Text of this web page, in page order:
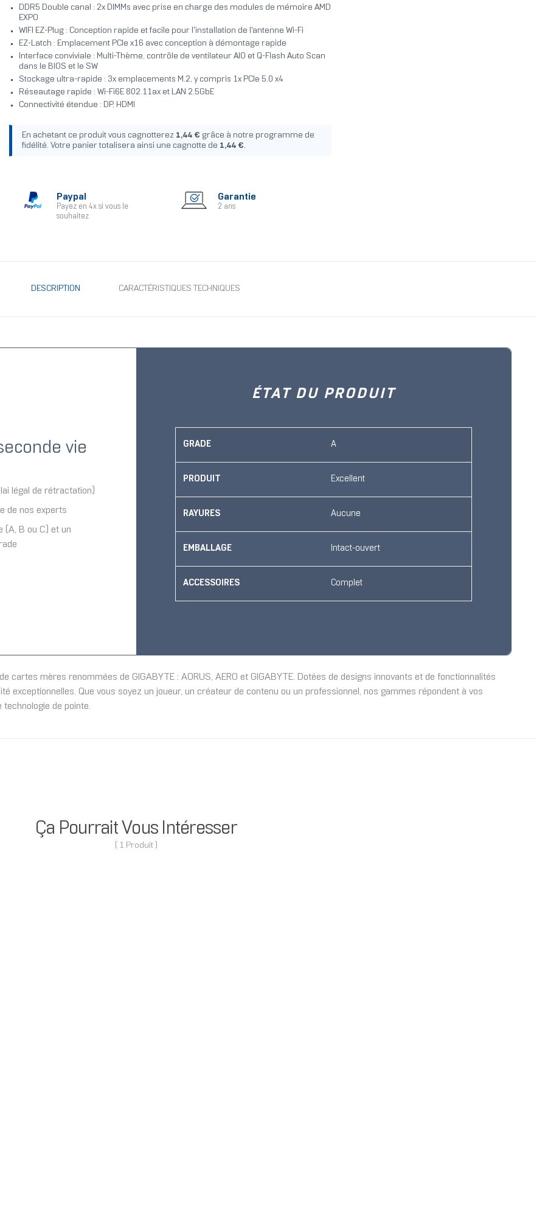
DDR5 Double canal : 2x DIMMs avec prise en charge des modules de mémoire AMD
EXPO
WIFI EZ-Plug : Conception rapide et facile pour l'installation de l'antenne Wi-Fi
EZ-Latch : Emplacement PCIe x16 avec conception à démontage rapide
Interface conviviale : Multi-Thème, contrôle de ventilateur AIO et Q-Flash Auto Scan
dans le BIOS et le SW
Stockage ultra-rapide : 3x emplacements M.2, y compris 1x PCIe 5.0 x4
Réseautage rapide : Wi-Fi6E 802.11ax et LAN 2.5GbE
Connectivité étendue : DP, HDMI
En achetant ce produit vous cagnotterez 1,44 € grâce à notre programme de
fidélité. Votre panier totalisera ainsi une cagnotte de 1,44 €.
Paypal
Payez en 4x si vous le
souhaitez
Garantie
2 ans
DESCRIPTION CARACTÉRISTIQUES TECHNIQUES
vie
légal de rétractation)
de nos experts
(A, B ou C) et un
ÉTAT DU PRODUIT
GRADE A
PRODUIT Excellent
RAYURES Aucune
EMBALLAGE Intact-ouvert
ACCESSOIRES Complet
mères renommées de GIGABYTE : AORUS, AERO et GIGABYTE. Dotées de designs innovants et de fonctionnalités
exceptionnelles. Que vous soyez un joueur, un créateur de contenu ou un professionnel, nos gammes répondent à vos
de pointe.
Ça Pourrait Vous Intéresser
( 1 Produit )